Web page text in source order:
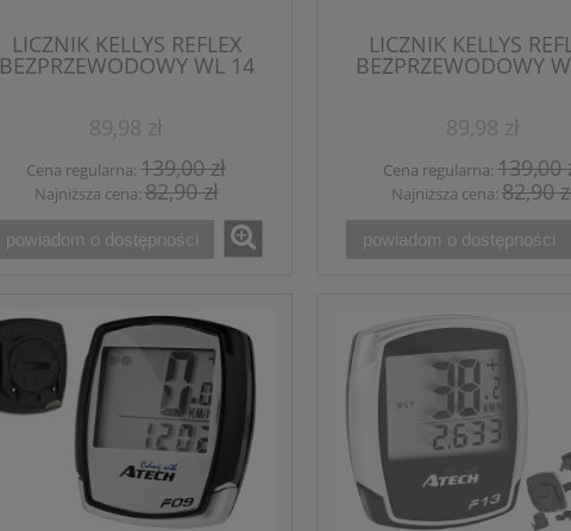
LICZNIK KELLYS REFLEX
BEZPRZEWODOWY WL 14
89,98 zł
Cena regularna: 139,00 zł
Najniższa cena: 82,90 zł
powiadom o dostępności
LICZNIK KELLYS
BEZPRZEWODOWY
89,98 zł
Cena regularna: 139,00
Najniższa cena: 82,90
powiadom o dostępności